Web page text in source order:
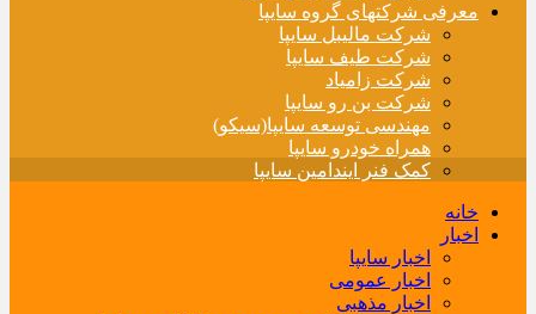
معرفی شرکتهای گروه سایپا
شرکت مالیبل سایپا
شرکت طیف سایپا
شرکت زامیاد
شرکت بن رو سایپا
مهندسی توسعه سایپا(سیکو)
همراه خودرو سایپا
کمک فنر ایندامین سایپا
خانه
اخبار
اخبار سایپا
اخبار عمومی
اخبار مذهبی